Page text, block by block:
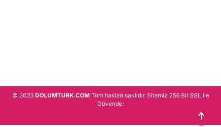
© 2023 DOLUMTURK.COMTüm hakları saklıdır. Sitemiz 256 Bit SSL ile
Güvende!